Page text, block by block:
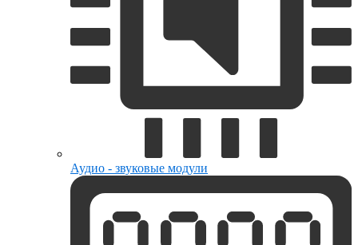
Аудио - звуковые модули